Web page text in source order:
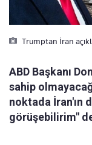
Trumptan İran
ABD Başkanı
sahip
noktada İran'ın
görüşebilirim"